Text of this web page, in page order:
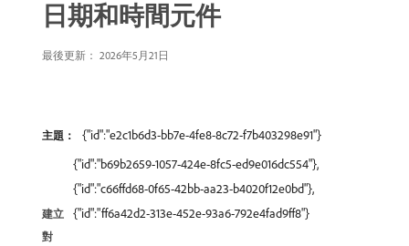
日期和時間元件
最後更新： 2026年5月21日
主題： {"id":"e2c1b6d3-bb7e-4fe8-8c72-f7b403298e91"}
建立
對
{"id":"b69b2659-1057-424e-8fc5-ed9e016dc554"},
{"id":"c66ffd68-0f65-42bb-aa23-b4020f12e0bd"},
{"id":"ff6a42d2-313e-452e-93a6-792e4fad9ff8"}